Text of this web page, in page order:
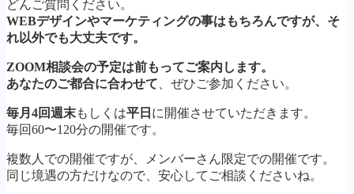
どんご質問ください。
WEBデザインやマーケティングの事はもちろんですが、そ
れ以外でも大丈夫です。
ZOOM相談会の予定は前もってご案内します。
あなたのご都合に合わせて 、ぜひご参加ください。
毎月4回週末もしくは平日 に開催させていただきます。
毎回60〜120分の開催です。
複数人での開催ですが、メンバーさん限定での開催です。
同じ境遇の方だけなので、安心してご相談くださいね。